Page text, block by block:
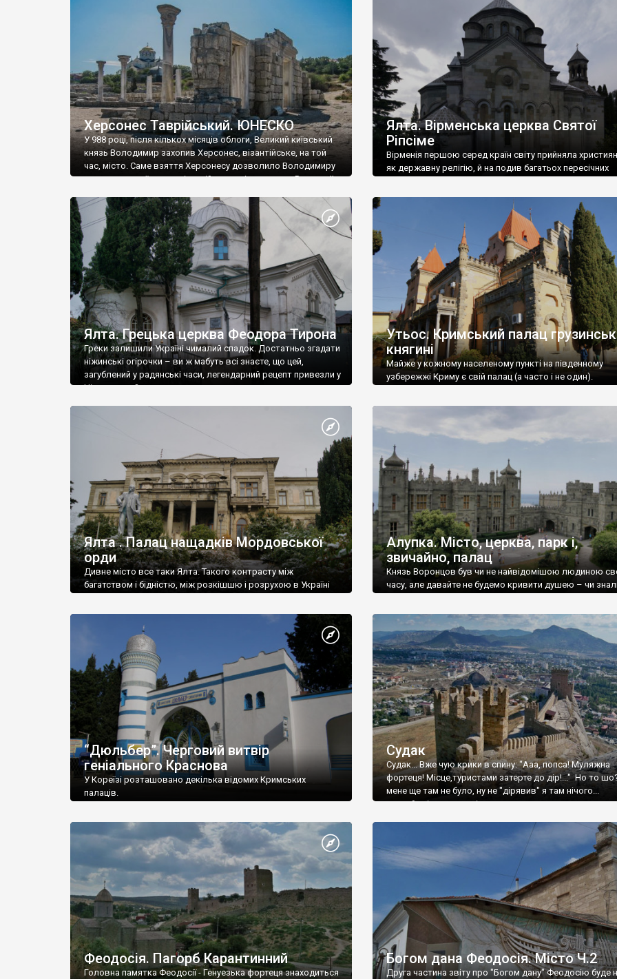
візантійської доби. Раритети викрадені з фондів об’єкту
культурної спадщини ЮНЕСКО «Херсонеса Таврійського».
Офіційно – на виставку «Золото Візантії», але експерти та
влада в Україні вважають це лише […]
називаються «повстяками» (postaki)…” “Вино. Крим
виробляє відмінне вино і його вдосталь: воно все
легке біле і дуже […]
Херсонес Таврійський. ЮНЕСКО
У 988 році, після кількох місяців облоги, Великий київський
князь Володимир захопив Херсонес, візантійське, на той
час, місто. Саме взяття Херсонесу дозволило Володимиру
диктувати свої умови візантійському імператору Василю ІІ,
Херсонесі Володимир-язичник, став Василем-
християнином. А потім було Хрещення Русі. На честь
Херсонесу Таврійського названо місто […]
Ялта. Вірменська церква Святої
Ріпсіме
Вірменія першою серед країн світу прийняла
як державну релігію, й на подив багатьох пересічних
Ялта. Грецька церква Феодора Тирона
Греки залишили Україні чималий спадок. Достатньо згадати
ніжинські огірочки – ви ж мабуть всі знаєте, що цей,
загублений у радянські часи, легендарний рецепт привезли у
Ніжин греки?
Утьос. Кримський палац
княгині
Майже у кожному населеному пункті на південному
узбережжі Криму є свій палац (а часто і не один).
Ялта . Палац нащадків Мордовської
орди
Дивне місто все таки Ялта. Такого контрасту між
багатством і бідністю, між розкішшю і розрухою в Україні
Алупка. Місто, церква, парк і,
звичайно, палац
Князь Воронцов був чи не найвідомішою людиною
часу, але давайте не будемо кривити душею – чи
“Дюльбер”. Черговий витвір
геніального Краснова
У Кореїзі розташовано декілька відомих Кримських
палаців.
Судак
Судак... Вже чую крики в спину: "Ааа, попса! Муляжна
фортеця! Місце,туристами затерте до дір!..." Но то
мене ще там не було, ну не "дірявив" я там нічого...
принаймні до цього літа.
Феодосія. Пагорб Карантинний
Головна памятка Феодосії - Генуезька фортеця знаходиться
Богом дана Феодосія. Місто Ч.2
Друга частина звіту про "Богом дану" Феодосію буде